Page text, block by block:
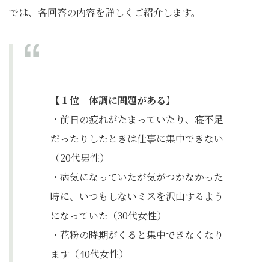
では、各回答の内容を詳しくご紹介します。
【１位 体調に問題がある】
・前日の疲れがたまっていたり、寝不足
だったりしたときは仕事に集中できない
（20代男性）
・病気になっていたが気がつかなかった
時に、いつもしないミスを沢山するよう
になっていた（30代女性）
・花粉の時期がくると集中できなくなり
ます（40代女性）